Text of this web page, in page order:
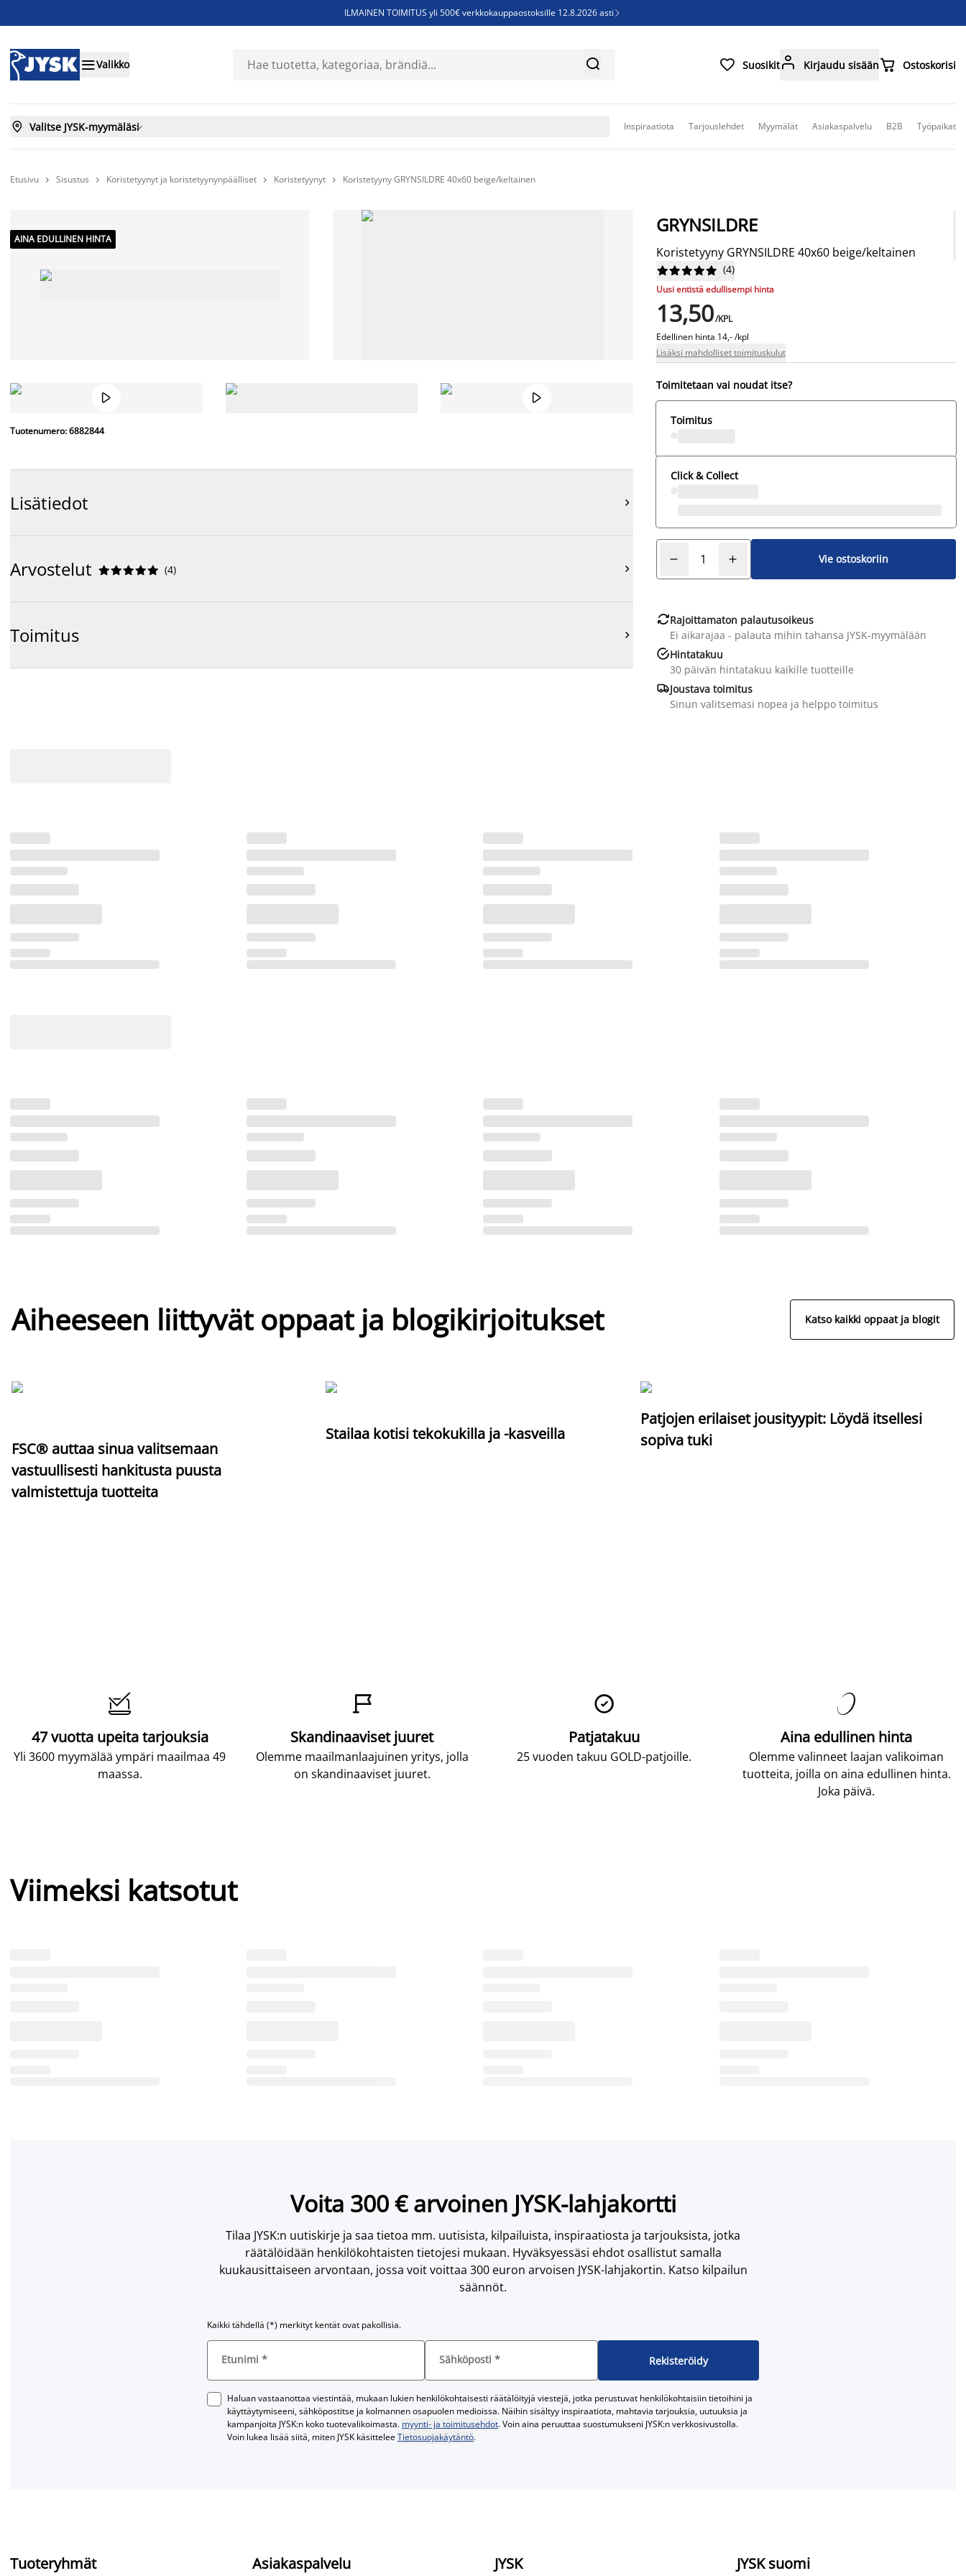
ILMAINEN TOIMITUS yli 500€ verkkokauppaostoksille 12.8.2026 asti 
Sijauspatjoja - Säästä jopa 60%
Valikko   Suosikit Kirjaudu sisään Ostoskorisi
 Valitse JYSK-myymäläsi Inspiraatiota Tarjouslehdet Myymälät Asiakaspalvelu B2B Työpaikat
Etusivu  Sisustus  Koristetyynyt ja koristetyynynpäälliset  Koristetyynyt  Koristetyyny GRYNSILDRE 40x60 beige/keltainen
AINA EDULLINEN HINTA
 
Tuotenumero: 6882844
Lisätiedot 
Arvostelut 




 (4) 
Toimitus 
GRYNSILDRE
Koristetyyny GRYNSILDRE 40x60 beige/keltainen





 (4)
Uusi entistä edullisempi hinta
13,50/KPL
Edellinen hinta 14,- /kpl
Lisäksi mahdolliset toimituskulut
Toimitetaan vai noudat itse?
Toimitus
Click & Collect
Vie ostoskoriin
Rajoittamaton palautusoikeus
Ei aikarajaa - palauta mihin tahansa JYSK-myymälään
Hintatakuu
30 päivän hintatakuu kaikille tuotteille
Joustava toimitus
Sinun valitsemasi nopea ja helppo toimitus
Aiheeseen liittyvät oppaat ja blogikirjoitukset Katso kaikki oppaat ja blogit
FSC® auttaa sinua valitsemaan
vastuullisesti hankitusta puusta
valmistettuja tuotteita
Stailaa kotisi tekokukilla ja -kasveilla
Patjojen erilaiset jousityypit: Löydä itsellesi
sopiva tuki

47 vuotta upeita tarjouksia
Yli 3600 myymälää ympäri maailmaa 49
maassa.

Skandinaaviset juuret
Olemme maailmanlaajuinen yritys, jolla
on skandinaaviset juuret.

Patjatakuu
25 vuoden takuu GOLD-patjoille.

Aina edullinen hinta
Olemme valinneet laajan valikoiman
tuotteita, joilla on aina edullinen hinta.
Joka päivä.
Viimeksi katsotut
Voita 300 € arvoinen JYSK-lahjakortti
Tilaa JYSK:n uutiskirje ja saa tietoa mm. uutisista, kilpailuista, inspiraatiosta ja tarjouksista, jotka
räätälöidään henkilökohtaisten tietojesi mukaan. Hyväksyessäsi ehdot osallistut samalla
kuukausittaiseen arvontaan, jossa voit voittaa 300 euron arvoisen JYSK-lahjakortin. Katso kilpailun
säännöt.
Kaikki tähdellä (*) merkityt kentät ovat pakollisia.
Etunimi * Sähköposti * Rekisteröidy
Haluan vastaanottaa viestintää, mukaan lukien henkilökohtaisesti räätälöityjä viestejä, jotka perustuvat henkilökohtaisiin tietoihini ja
käyttäytymiseeni, sähköpostitse ja kolmannen osapuolen medioissa. Näihin sisältyy inspiraatiota, mahtavia tarjouksia, uutuuksia ja
kampanjoita JYSK:n koko tuotevalikoimasta. myynti- ja toimitusehdot. Voin aina peruuttaa suostumukseni JYSK:n verkkosivustolla.
Voin lukea lisää siitä, miten JYSK käsitteleeTietosuojakäytäntö.
Tuoteryhmät Asiakaspalvelu JYSK JYSK suomi